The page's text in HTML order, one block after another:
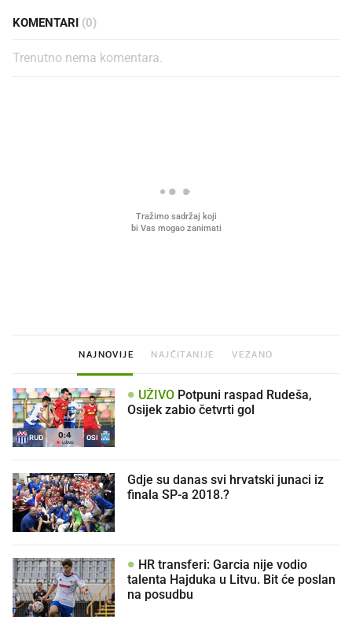
KOMENTARI (0)
Trenutno nema komentara.
NAJNOVIJE NAJČITANIJE VEZANO
RUD 0:4
UŽIVO
OSI
UŽIVO
Osijek zabio četvrti gol
Gdje su danas svi hrvatski junaci iz
finala SP-a 2018.?
HR transferi: Garcia nije vodio
talenta Hajduka u Litvu. Bit će poslan
na posudbu